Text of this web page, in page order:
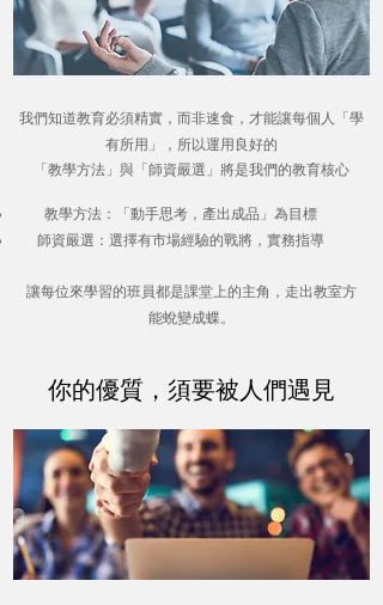
我們知道教育必須精實 ， 而非速食 ， 才能讓每個人「學
有所用」
， 所以運用良好的
「教學方法」與「師資嚴選」將是我們的教育核心
教學方法：「動手思考 ， 產出成品」為目標
師資嚴選：選擇有市場經驗的戰將 ， 實務指導
你的優質 ， 須要被人們遇見
讓每位來學習的班員都是課堂上的主角 ， 走出教室方
能蛻變成蝶。